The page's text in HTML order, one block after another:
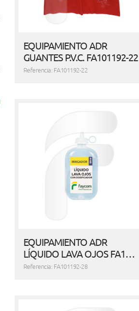
EQUIPAMIENTO ADR
GUANTES P.V.C. FA101192-22
Referencia: FA101192-22
EQUIPAMIENTO ADR
LÍQUIDO LAVA OJOS FA1…
Referencia: FA101192-28